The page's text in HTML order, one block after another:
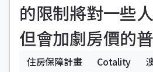
的限制將對一些
但會加劇房價的
住房保障計畫 Cotality